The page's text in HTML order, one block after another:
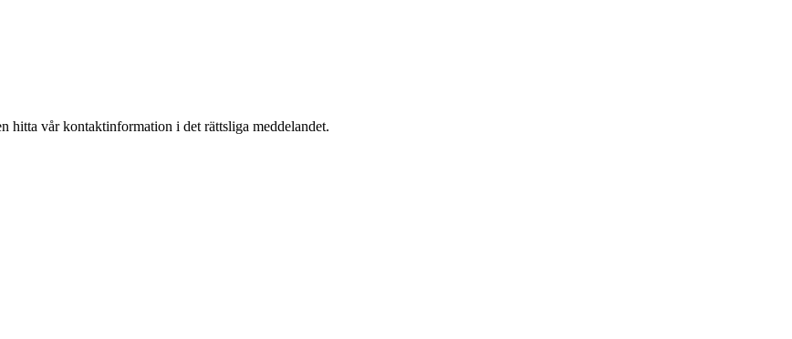
hitta vår kontaktinformation i det rättsliga meddelandet.